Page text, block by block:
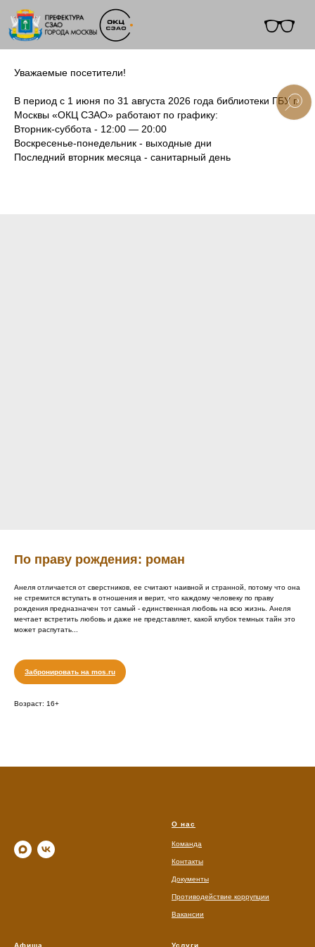
+7 (495) 495-91-10
Уважаемые посетители!
В период с 1 июня по 31 августа 2026 года библиотеки ГБУ г.
Москвы «ОКЦ СЗАО» работают по графику:
Вторник-суббота - 12:00 — 20:00
Воскресенье-понедельник - выходные дни
Последний вторник месяца - санитарный день
По праву рождения: роман
Анеля отличается от сверстников, ее считают наивной и странной, потому что она
не стремится вступать в отношения и верит, что каждому человеку по праву
рождения предназначен тот самый - единственная любовь на всю жизнь. Анеля
мечтает встретить любовь и даже не представляет, какой клубок темных тайн это
может распутать...
Забронировать на mos.ru
Возраст: 16+
О нас
Команда
Контакты
Документы
Противодействие коррупции
Вакансии
Афиша Услуги